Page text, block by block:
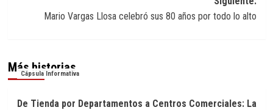
entradas
Mario Vargas Llosa celebró sus 80 años por todo lo alto
Más historias
Cápsula Informativa
De Tienda por Departamentos a Centros Comerciales: La